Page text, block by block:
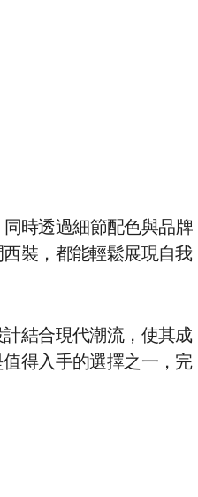
時透過細節配色與品牌
裝，都能輕鬆展現自我
結合現代潮流，使其成
得入手的選擇之一，完